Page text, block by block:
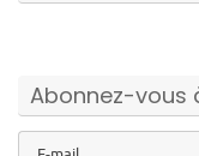
Abonnez-vous